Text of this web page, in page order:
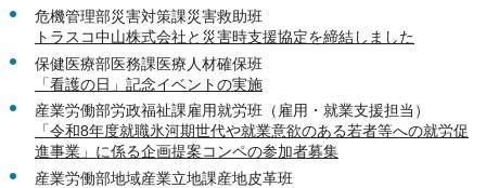
危機管理部災害対策課災害救助班
トラスコ中山株式会社と災害時支援協定を締結しました
保健医療部医務課医療人材確保班
「看護の日」記念イベントの実施
産業労働部労政福祉課雇用就労班（雇用・就業支援担当）
「令和8年度就職氷河期世代や就業意欲のある若者等への就労促
進事業」に係る企画提案コンペの参加者募集
産業労働部地域産業立地課産地皮革班